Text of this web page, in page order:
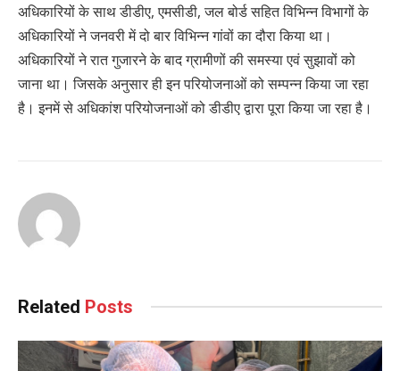
अधिकारियों के साथ डीडीए, एमसीडी, जल बोर्ड सहित विभिन्न विभागों के
अधिकारियों ने जनवरी में दो बार विभिन्न गांवों का दौरा किया था।
अधिकारियों ने रात गुजारने के बाद ग्रामीणों की समस्या एवं सुझावों को
जाना था। जिसके अनुसार ही इन परियोजनाओं को सम्पन्न किया जा रहा
है। इनमें से अधिकांश परियोजनाओं को डीडीए द्वारा पूरा किया जा रहा है।
Related Posts